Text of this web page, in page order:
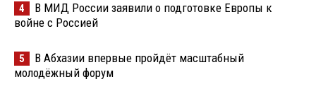
4
В МИД России заявили о подготовке Европы к
войне с Россией
5
В Абхазии впервые пройдёт масштабный
молодёжный форум